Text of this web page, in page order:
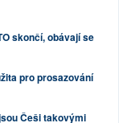
skončí, obávají se
pro prosazování
Češi takovými